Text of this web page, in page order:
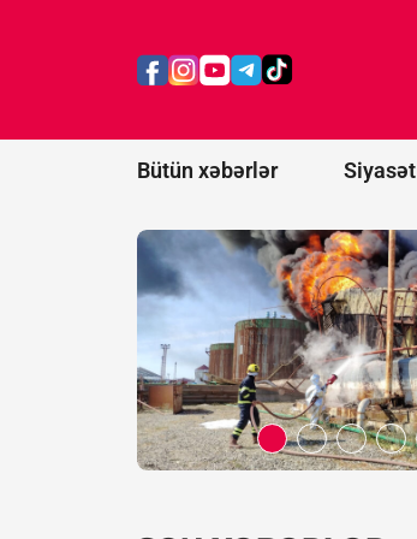
Bütün xəbərlər Siyasət
rayonunda
FOTO/VİDEO